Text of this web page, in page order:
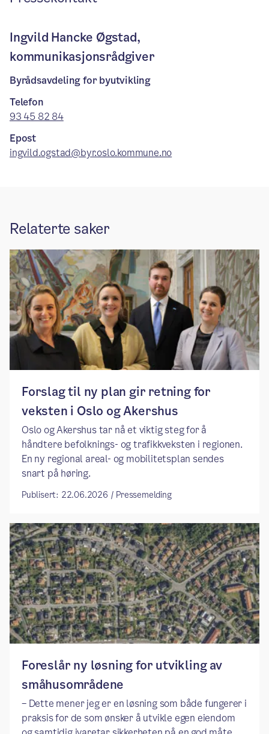
Ingvild Hancke Øgstad,
kommunikasjonsrådgiver
Byrådsavdeling for byutvikling
Telefon
93 45 82 84
Epost
ingvild.ogstad@byr.oslo.kommune.no
Relaterte saker
Forslag til ny plan gir retning for
veksten i Oslo og Akershus
Oslo og Akershus tar nå et viktig steg for å
håndtere befolknings- og trafikkveksten i regionen.
En ny regional areal- og mobilitetsplan sendes
snart på høring.
Publisert: 22.06.2026 / Pressemelding
Foreslår ny løsning for utvikling av
småhusområdene
– Dette mener jeg er en løsning som både fungerer i
praksis for de som ønsker å utvikle egen eiendom